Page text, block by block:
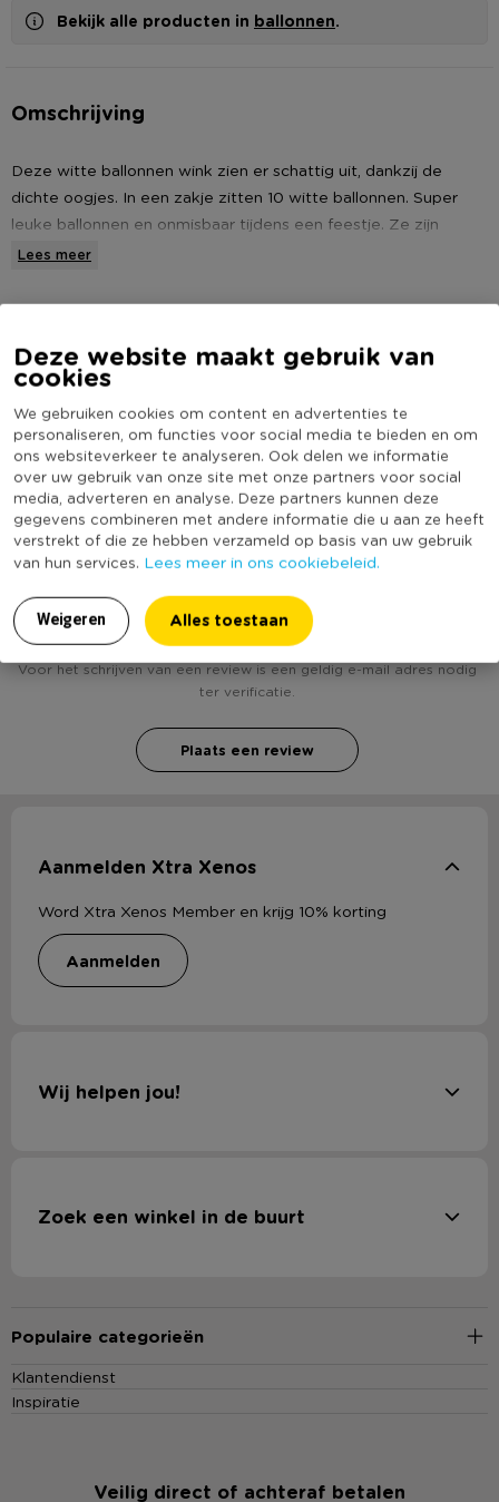
Deze website maakt gebruik van
cookies
We gebruiken cookies om content en advertenties te
personaliseren, om functies voor social media te bieden en om
ons websiteverkeer te analyseren. Ook delen we informatie
over uw gebruik van onze site met onze partners voor social
media, adverteren en analyse. Deze partners kunnen deze
gegevens combineren met andere informatie die u aan ze heeft
verstrekt of die ze hebben verzameld op basis van uw gebruik
van hun services. Lees meer in ons cookiebeleid.
Weigeren Alles toestaan
Bekijk alle producten in ballonnen.
Omschrijving
Deze witte ballonnen wink zien er schattig uit, dankzij de
dichte oogjes. In een zakje zitten 10 witte ballonnen. Super
leuke ballonnen en onmisbaar tijdens een feestje. Ze zijn
gemaakt van natuurlijk rubberlatex. Kijk voor nog meer
assortiment om je feestje compleet te maken.
* Ballonnen wink
* 10 stuks
* Wit van kleur
* Gemaakt van natuurlijk rubberlatex
Lees meer
Specificaties
Artikelnummer
272348
Materiaal
Rubber
Duurzaamheidsscore
(Nog) geen score
bekend
Heb jij Ballon wink - 10 stuks ? Schrijf een review!
Voor het schrijven van een review is een geldig e-mail adres nodig
ter verificatie.
Plaats een review
Aanmelden Xtra Xenos
Word Xtra Xenos Member en krijg 10% korting
aanmelden
Wij helpen jou!
Zoek een winkel in de buurt
Populaire categorieën
Klantendienst
Inspiratie
Veilig direct of achteraf betalen